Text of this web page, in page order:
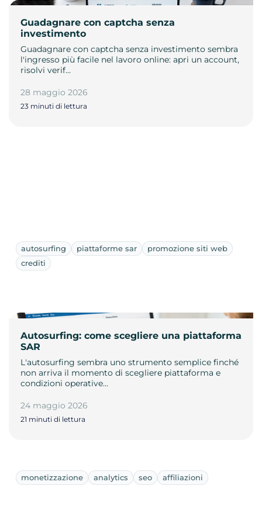
Guadagnare con captcha senza
investimento
Guadagnare con captcha senza investimento sembra
l'ingresso più facile nel lavoro online: apri un account,
risolvi verif…
28 maggio 2026
23 minuti di lettura
autosurfing piattaforme sar
promozione siti web
crediti
Autosurfing: come scegliere una piattaforma
SAR
L'autosurfing sembra uno strumento semplice finché
non arriva il momento di scegliere piattaforma e
condizioni operative…
24 maggio 2026
21 minuti di lettura
monetizzazione analytics seo affiliazioni